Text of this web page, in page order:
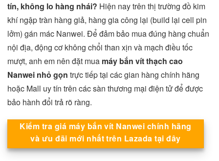
tín, không lo hàng nhái? Hiện nay trên thị trường đồ kim
khí ngập tràn hàng giả, hàng gia công lại (build lại cell pin
lởm) gán mác Nanwei. Để đảm bảo mua đúng hàng chuẩn
nội địa, động cơ không chổi than xịn và mạch điều tốc
mượt, anh em nên đặt mua máy bắn vít thạch cao
Nanwei nhỏ gọn trực tiếp tại các gian hàng chính hãng
hoặc Mall uy tín trên các sàn thương mại điện tử để được
bảo hành đổi trả rõ ràng.
Kiểm tra giá máy bắn vít Nanwei chính hãng
và ưu đãi mới nhất trên Lazada tại đây